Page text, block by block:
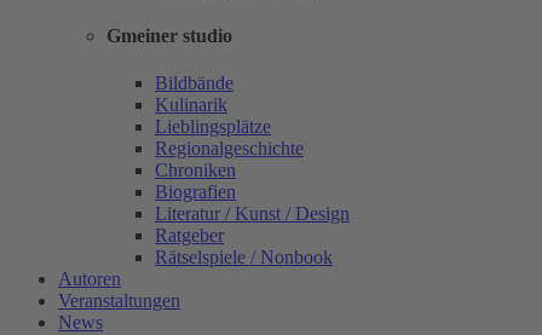
Gmeiner studio
Bildbände
Kulinarik
Lieblingsplätze
Regionalgeschichte
Chroniken
Biografien
Literatur / Kunst / Design
Ratgeber
Rätselspiele / Nonbook
Autoren
Veranstaltungen
News